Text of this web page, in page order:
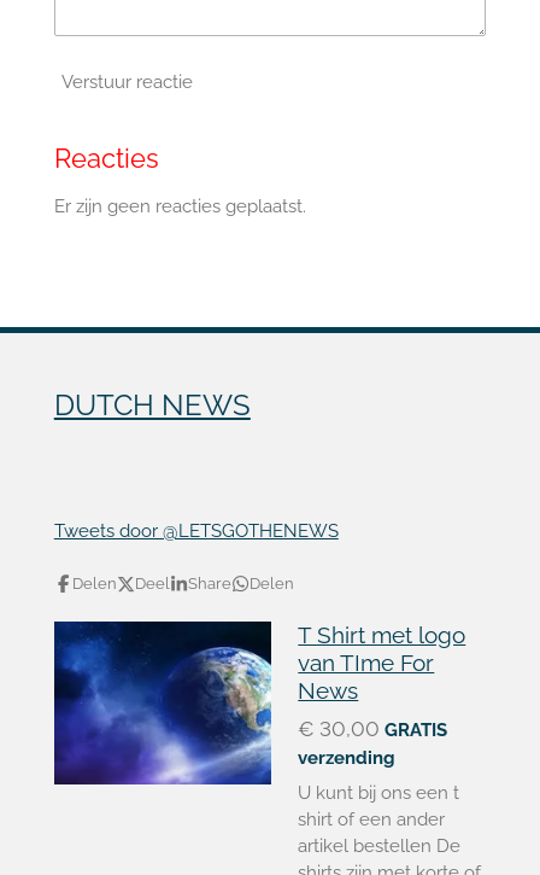
Verstuur reactie
Reacties
Er zijn geen reacties geplaatst.
DUTCH NEWS
Tweets door @LETSGOTHENEWS
Delen Deel Share Delen
T Shirt met logo
van TIme For
News
€ 30,00 GRATIS
verzending
U kunt bij ons een t
shirt of een ander
artikel bestellen De